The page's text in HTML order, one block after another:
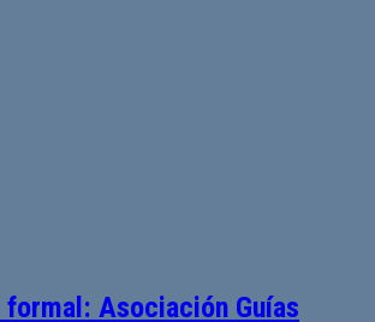
formal: Asociación Guías